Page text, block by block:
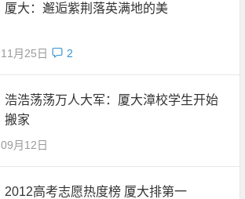
厦大：邂逅紫荆落英满地的美
11月25日 2
浩浩荡荡万人大军：厦大漳校学生开始
搬家
09月12日
2012高考志愿热度榜 厦大排第一